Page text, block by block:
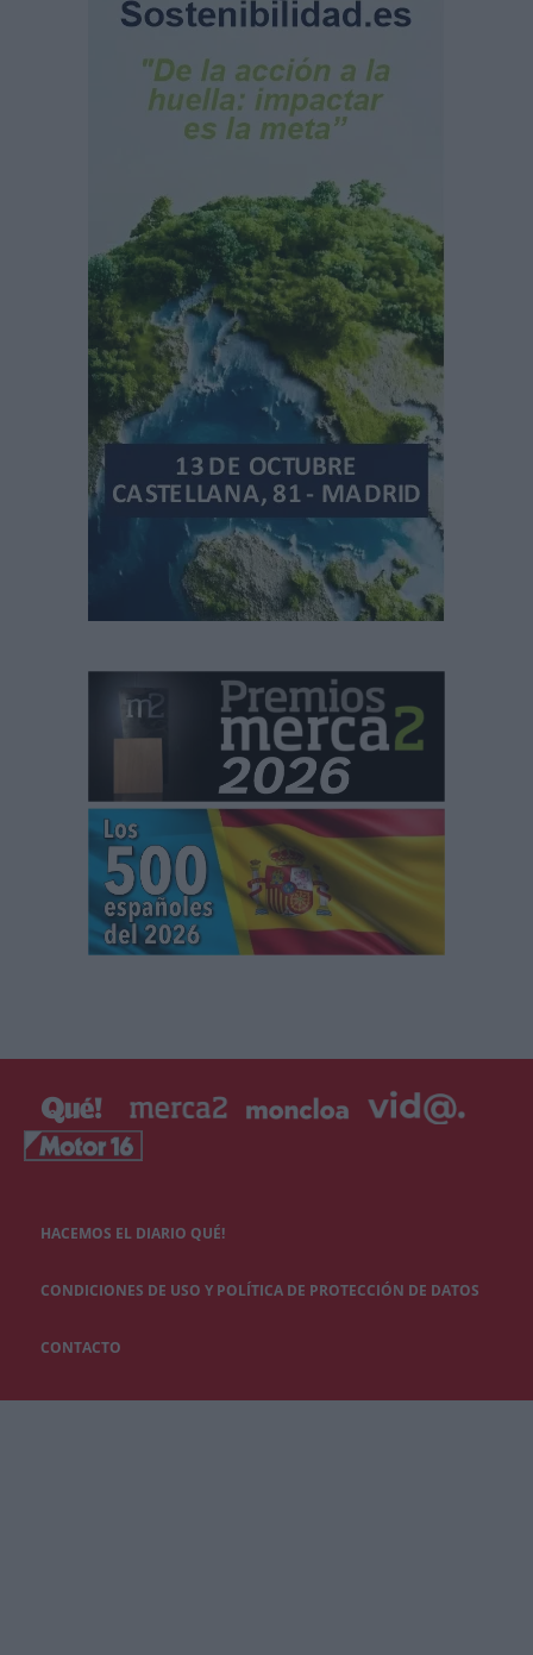
HACEMOS EL DIARIO QUÉ!
CONDICIONES DE USO Y POLÍTICA DE PROTECCIÓN DE DATOS
CONTACTO